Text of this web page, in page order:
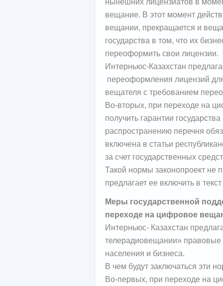
вещание. В этот момент
вещании, прекращается и
государства в том, что их
переоформить свои лицензии.
Интерньюс-Казахстан
переоформления лицензий
вещателя с требованием
Во-вторых, при переходе на
получить гарантии
распространению перечня
включена в статьи
за счет государственных
Такой нормы законопроект не
предлагает ее включить в
Меры государственной
переходе на цифровое
Интерньюс- Казахстан
телерадиовещании»
населения и бизнеса.
В чем будут заключаться эти
Во-первых, при переходе на